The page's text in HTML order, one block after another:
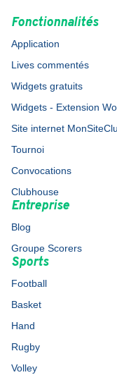
Fonctionnalités
Application
Lives commentés
Widgets gratuits
Widgets - Extension
Site internet
Tournoi
Convocations
Clubhouse
Entreprise
Blog
Groupe Scorers
Sports
Football
Basket
Hand
Rugby
Volley